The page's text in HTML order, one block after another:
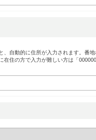
、自動的に住所が入力されます。番
在住の方で入力が難しい方は「